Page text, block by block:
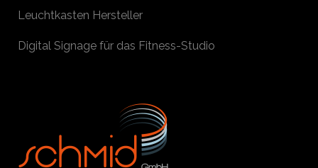
Leuchtkasten Hersteller
Digital Signage für das Fitness-Studio